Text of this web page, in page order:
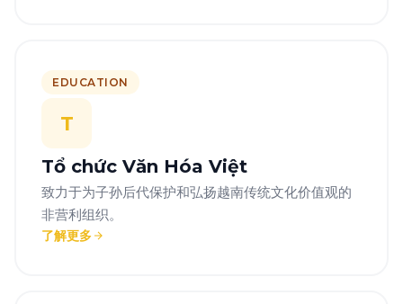
EDUCATION
T
Tổ chức Văn Hóa Việt
致力于为子孙后代保护和弘扬越南传统文化价值观的
非营利组织。
了解更多